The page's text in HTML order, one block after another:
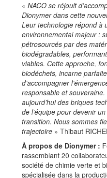
« NACO se réjouit
Dionymer dans cette
Leur technologie répond à
environnemental majeur :
pétrosourcés par des
biodégradables,
viables. Cette approche,
biodéchets, incarne
d’accompagner
responsable et
aujourd’hui des briques
de l’équipe pour devenir
transition. Nous sommes
trajectoire » Thibaut
À propos de Dionymer :
rassemblant 20
société de chimie verte et
spécialisée dans la